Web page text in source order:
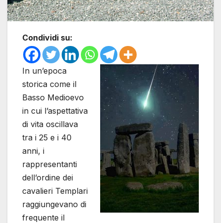
Condividi su:
In un’epoca
storica come il
Basso Medioevo
in cui l’aspettativa
di vita oscillava
tra i 25 e i 40
anni, i
rappresentanti
dell’ordine dei
cavalieri Templari
raggiungevano di
frequente il